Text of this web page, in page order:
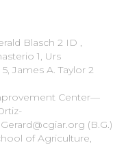
Blasch 2 ID ,
1, Urs
James A. Taylor 2
Center—
(B.G.)
of Agriculture,